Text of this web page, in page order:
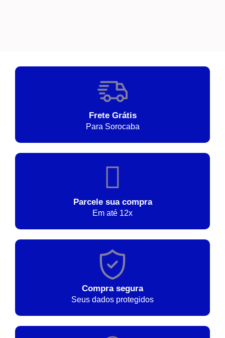
Frete Grátis
Para Sorocaba
Parcele sua compra
Em até 12x
Compra segura
Seus dados protegidos